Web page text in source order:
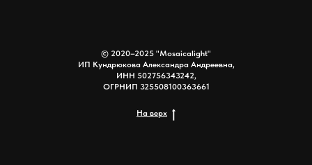
© 2020–2025 "Mosaicalight"
ИП Кундрюкова Александра Андреевна,
ИНН 502756343242,
ОГРНИП 325508100363661
На верх